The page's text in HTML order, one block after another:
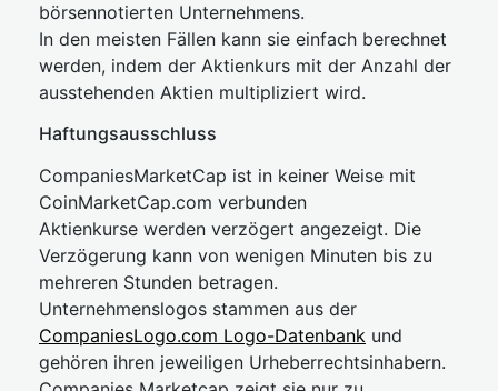
börsennotierten Unternehmens.
In den meisten Fällen kann sie einfach berechnet
werden, indem der Aktienkurs mit der Anzahl der
ausstehenden Aktien multipliziert wird.
Haftungsausschluss
CompaniesMarketCap ist in keiner Weise mit
CoinMarketCap.com verbunden
Aktienkurse werden verzögert angezeigt. Die
Verzögerung kann von wenigen Minuten bis zu
mehreren Stunden betragen.
Unternehmenslogos stammen aus der
CompaniesLogo.com Logo-Datenbank und
gehören ihren jeweiligen Urheberrechtsinhabern.